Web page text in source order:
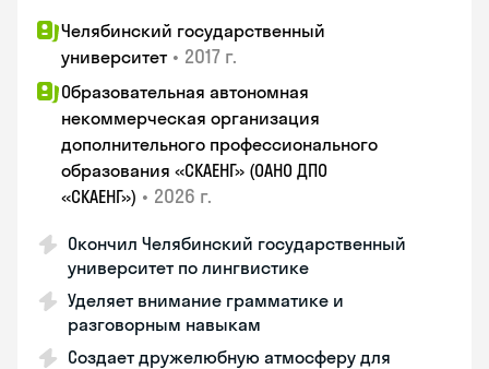
Челябинский государственный
университет • 2017 г.
Образовательная автономная
некоммерческая организация
дополнительного профессионального
образования «СКАЕНГ» (ОАНО ДПО
«СКАЕНГ») • 2026 г.
Окончил Челябинский государственный
университет по лингвистике
Уделяет внимание грамматике и
разговорным навыкам
Создает дружелюбную атмосферу для